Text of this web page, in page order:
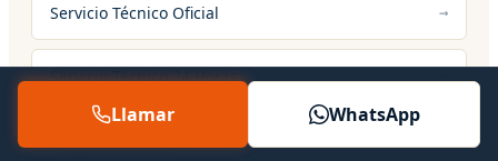
Servicio Técnico Oficial
Servicio Técnico 24 Horas
Llamar WhatsApp